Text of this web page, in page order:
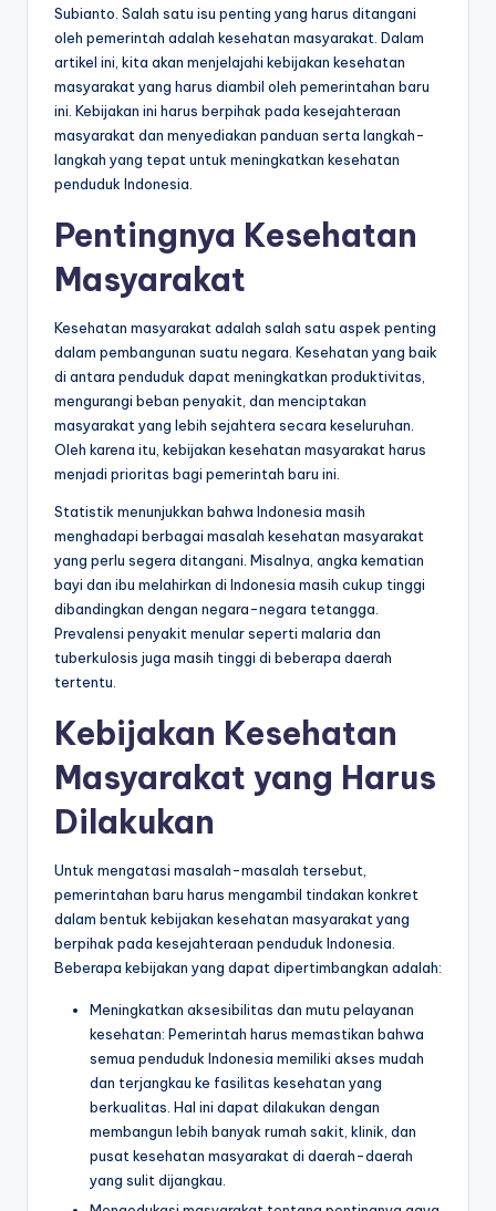
Subianto. Salah satu isu penting yang harus ditangani
oleh pemerintah adalah kesehatan masyarakat. Dalam
artikel ini, kita akan menjelajahi kebijakan kesehatan
masyarakat yang harus diambil oleh pemerintahan baru
ini. Kebijakan ini harus berpihak pada kesejahteraan
masyarakat dan menyediakan panduan serta langkah-
langkah yang tepat untuk meningkatkan kesehatan
penduduk Indonesia.
Pentingnya Kesehatan
Masyarakat
Kesehatan masyarakat adalah salah satu aspek penting
dalam pembangunan suatu negara. Kesehatan yang baik
di antara penduduk dapat meningkatkan produktivitas,
mengurangi beban penyakit, dan menciptakan
masyarakat yang lebih sejahtera secara keseluruhan.
Oleh karena itu, kebijakan kesehatan masyarakat harus
menjadi prioritas bagi pemerintah baru ini.
Statistik menunjukkan bahwa Indonesia masih
menghadapi berbagai masalah kesehatan masyarakat
yang perlu segera ditangani. Misalnya, angka kematian
bayi dan ibu melahirkan di Indonesia masih cukup tinggi
dibandingkan dengan negara-negara tetangga.
Prevalensi penyakit menular seperti malaria dan
tuberkulosis juga masih tinggi di beberapa daerah
tertentu.
Kebijakan Kesehatan
Masyarakat yang Harus
Dilakukan
Untuk mengatasi masalah-masalah tersebut,
pemerintahan baru harus mengambil tindakan konkret
dalam bentuk kebijakan kesehatan masyarakat yang
berpihak pada kesejahteraan penduduk Indonesia.
Beberapa kebijakan yang dapat dipertimbangkan adalah:
Meningkatkan aksesibilitas dan mutu pelayanan
kesehatan: Pemerintah harus memastikan bahwa
semua penduduk Indonesia memiliki akses mudah
dan terjangkau ke fasilitas kesehatan yang
berkualitas. Hal ini dapat dilakukan dengan
membangun lebih banyak rumah sakit, klinik, dan
pusat kesehatan masyarakat di daerah-daerah
yang sulit dijangkau.